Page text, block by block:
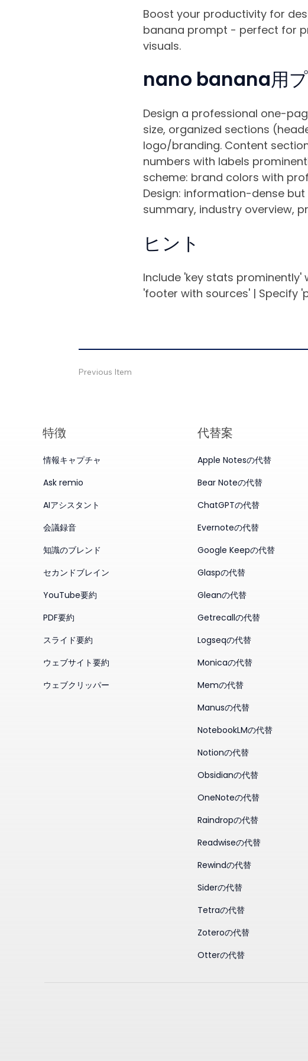
Boost your productivity for
banana prompt - perfect for
visuals.
nano banana用プ
Design a professional one-
size, organized sections
logo/branding. Content
numbers with labels
scheme: brand colors with
Design: information-dense
summary, industry overview,
ヒント
Include 'key stats prominently'
'footer with sources' | Specify
Previous Item
特徴
情報キャプチャ
Ask remio
AIアシスタント
会議録音
知識のブレンド
セカンドブレイン
YouTube要約
PDF要約
スライド要約
ウェブサイト要約
ウェブクリッパー
代替案
Apple Notesの代替
Bear Noteの代替
ChatGPTの代替
Evernoteの代替
Google Keepの代替
Glaspの代替
Gleanの代替
Getrecallの代替
Logseqの代替
Monicaの代替
Memの代替
Manusの代替
NotebookLMの代替
Notionの代替
Obsidianの代替
OneNoteの代替
Raindropの代替
Readwiseの代替
Rewindの代替
Siderの代替
Tetraの代替
Zoteroの代替
Otterの代替